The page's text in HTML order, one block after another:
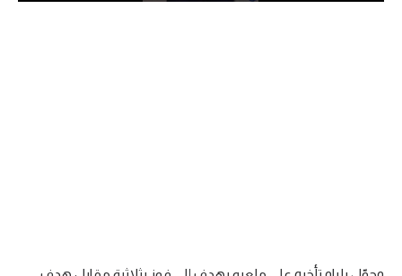
منتخب مصر